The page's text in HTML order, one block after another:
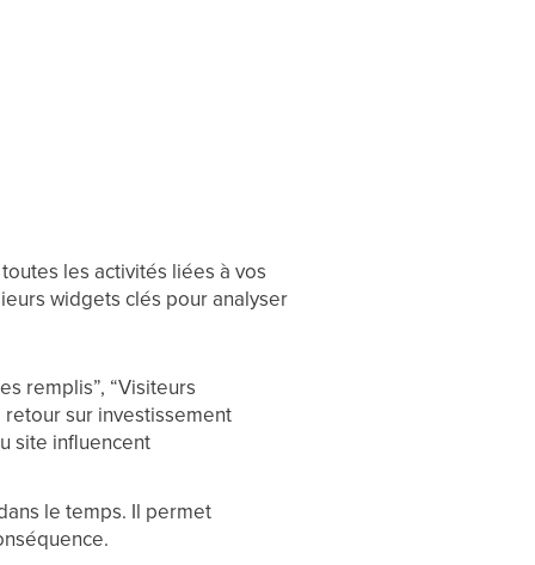
les activités liées à vos
widgets clés pour analyser
remplis”, “Visiteurs
retour sur investissement
site influencent
le temps. Il permet